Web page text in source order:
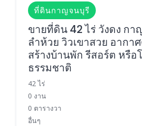
ที่ดินกาญจนบุรี
ขายที่ดิน 42 ไร่ วังดง กา
ลำห้วย วิวเขาสวย อากา
สร้างบ้านพัก รีสอร์ต หรือ
ธรรมชาติ
42 ไร่
0 งาน
0 ตารางวา
อื่นๆ